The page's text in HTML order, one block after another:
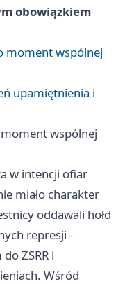
obowiązkiem
moment wspólnej
upamiętnienia i
moment wspólnej
w intencji ofiar
miało charakter
oddawali hołd
represji -
ZSRR i
Wśród